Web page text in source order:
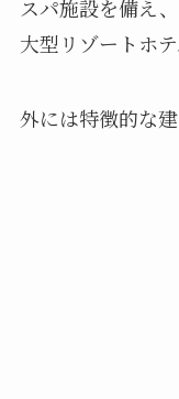
スパ施設を備え
大型リゾートホテ
外には特徴的な